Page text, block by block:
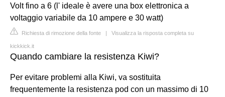
Volt fino a 6 (l' ideale è avere una box elettronica a
voltaggio variabile da 10 ampere e 30 watt)
Richiesta di rimozione della fonte | Visualizza la risposta completa su
kickkick.it
Quando cambiare la resistenza Kiwi?
Per evitare problemi alla Kiwi, va sostituita
frequentemente la resistenza pod con un massimo di 10